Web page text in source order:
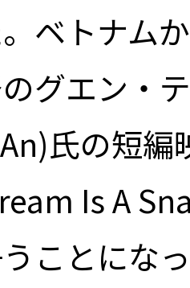
ベトナム
グエン・
氏の短編
Is A
ことにな